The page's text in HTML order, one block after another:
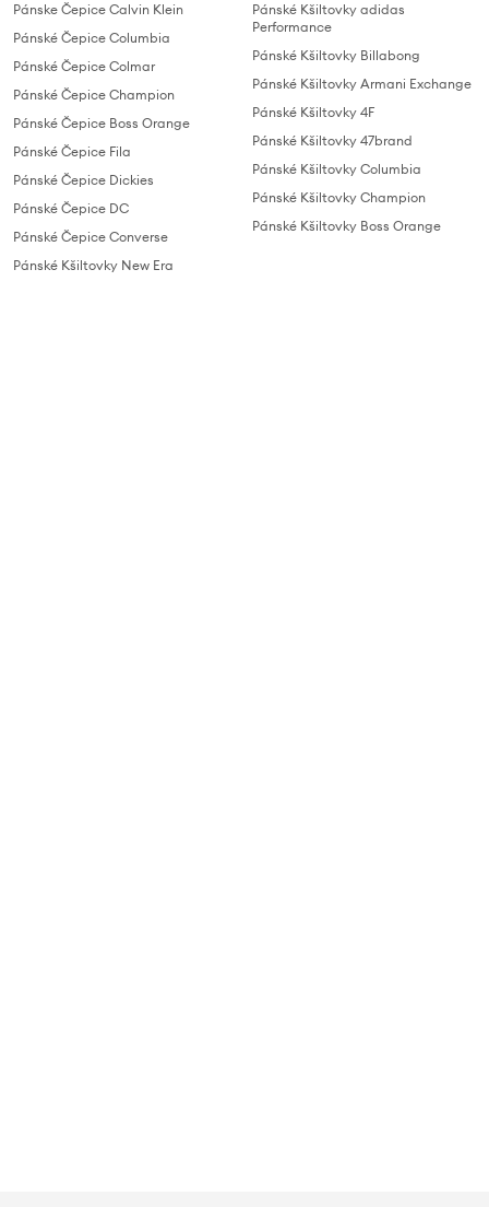
Pánske Čepice Calvin Klein
Pánské Čepice Columbia
Pánské Čepice Colmar
Pánské Čepice Champion
Pánské Čepice Boss Orange
Pánské Čepice Fila
Pánské Čepice Dickies
Pánské Čepice DC
Pánské Čepice Converse
Pánské Kšiltovky New Era
Pánské Kšiltovky adidas
Performance
Pánské Kšiltovky Billabong
Pánské Kšiltovky Armani Exchange
Pánské Kšiltovky 4F
Pánské Kšiltovky 47brand
Pánské Kšiltovky Columbia
Pánské Kšiltovky Champion
Pánské Kšiltovky Boss Orange